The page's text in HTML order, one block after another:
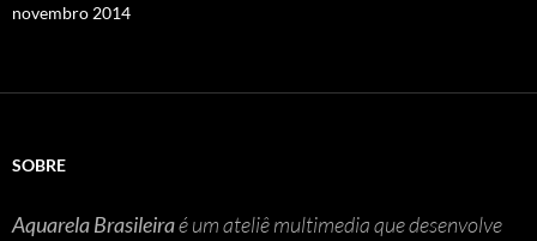
novembro 2014
SOBRE
Aquarela Brasileiraé um ateliê multimedia que desenvolve